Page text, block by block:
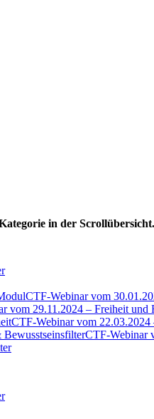
in der Scrollübersicht.
CTF-Webinar vom
vom 29.11.2024 – Freiheit und
CTF-Webinar vom 22.03.2024
CTF-Webinar